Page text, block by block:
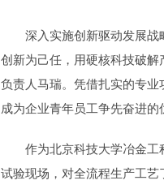
深入实施创新驱动发展
创新为己任，用硬核科技破
负责人马瑞。凭借扎实的专业
成为企业青年员工争先奋进的
作为北京科技大学冶金
试验现场，对全流程生产工